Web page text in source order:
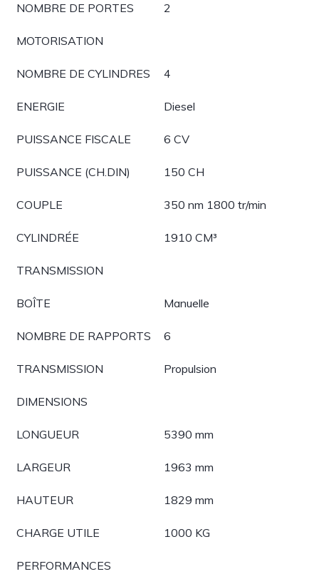
NOMBRE DE PORTES 2
MOTORISATION
NOMBRE DE CYLINDRES 4
ENERGIE Diesel
PUISSANCE FISCALE 6 CV
PUISSANCE (CH.DIN) 150 CH
COUPLE 350 nm 1800 tr/min
CYLINDRÉE 1910 CM³
TRANSMISSION
BOÎTE Manuelle
NOMBRE DE RAPPORTS 6
TRANSMISSION Propulsion
DIMENSIONS
LONGUEUR 5390 mm
LARGEUR 1963 mm
HAUTEUR 1829 mm
CHARGE UTILE 1000 KG
PERFORMANCES